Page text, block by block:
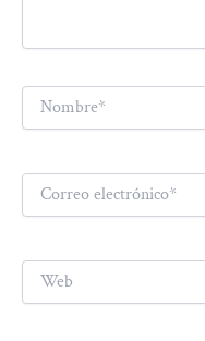
Nombre*
Correo
electrónico*
Web